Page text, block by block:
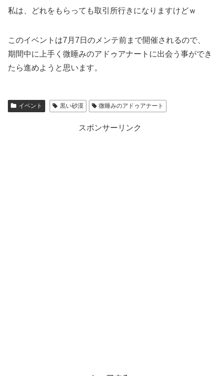
私は、どれをもらっても取引所行きになりますけどｗ
このイベントは7月7日のメンテ前まで開催されるので、
期間中に上手く微睡みのアドゥアナートに出会う事ができ
たら進めようと思います。
イベント 黒い砂漠 微睡みのアドゥアナート
スポンサーリンク